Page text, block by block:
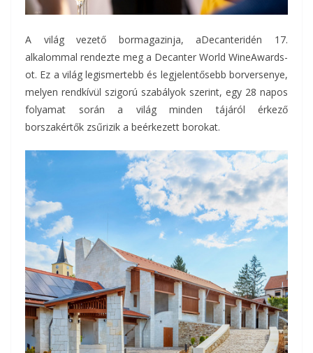
A világ vezető bormagazinja, aDecanteridén 17.
alkalommal rendezte meg a Decanter World WineAwards-
ot. Ez a világ legismertebb és legjelentősebb borversenye,
melyen rendkívül szigorú szabályok szerint, egy 28 napos
folyamat során a világ minden tájáról érkező
borszakértők zsűrizik a beérkezett borokat.